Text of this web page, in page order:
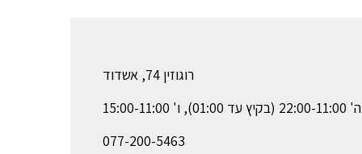
רוגוזין 74, אשדוד
ו' 15:00-11:00
077-200-5463